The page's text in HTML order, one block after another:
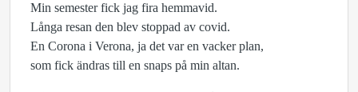
Min semester fick jag fira hemmavid.
Långa resan den blev stoppad av covid.
En Corona i Verona, ja det var en vacker plan,
som fick ändras till en snaps på min altan.